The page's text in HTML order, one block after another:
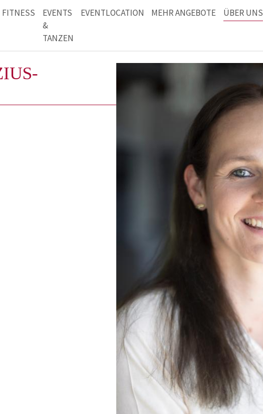
FITNESS
EVENTS
&
TANZEN
EVENTLOCATION MEHR ANGEBOTE ÜBER UNS